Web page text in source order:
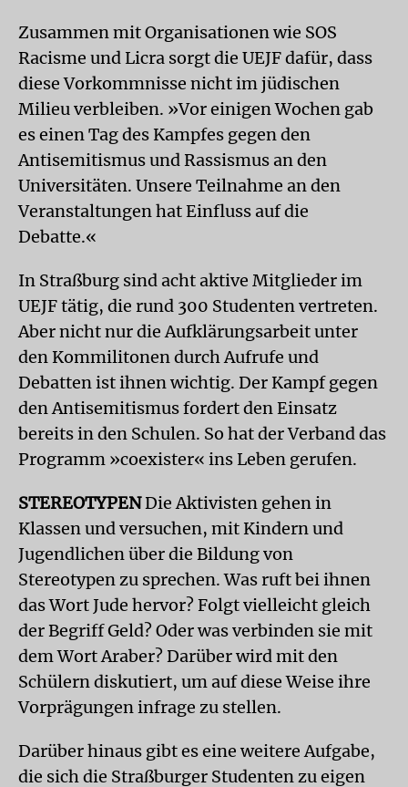
Zusammen mit Organisationen wie SOS
Racisme und Licra sorgt die UEJF dafür, dass
diese Vorkommnisse nicht im jüdischen
Milieu verbleiben. »Vor einigen Wochen gab
es einen Tag des Kampfes gegen den
Antisemitismus und Rassismus an den
Universitäten. Unsere Teilnahme an den
Veranstaltungen hat Einfluss auf die
Debatte.«
In Straßburg sind acht aktive Mitglieder im
UEJF tätig, die rund 300 Studenten vertreten.
Aber nicht nur die Aufklärungsarbeit unter
den Kommilitonen durch Aufrufe und
Debatten ist ihnen wichtig. Der Kampf gegen
den Antisemitismus fordert den Einsatz
bereits in den Schulen. So hat der Verband das
Programm »coexister« ins Leben gerufen.
STEREOTYPENDie Aktivisten gehen in
Klassen und versuchen, mit Kindern und
Jugendlichen über die Bildung von
Stereotypen zu sprechen. Was ruft bei ihnen
das Wort Jude hervor? Folgt vielleicht gleich
der Begriff Geld? Oder was verbinden sie mit
dem Wort Araber? Darüber wird mit den
Schülern diskutiert, um auf diese Weise ihre
Vorprägungen infrage zu stellen.
Darüber hinaus gibt es eine weitere Aufgabe,
die sich die Straßburger Studenten zu eigen